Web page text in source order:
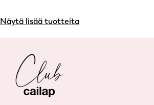
Näytä lisää tuotteita